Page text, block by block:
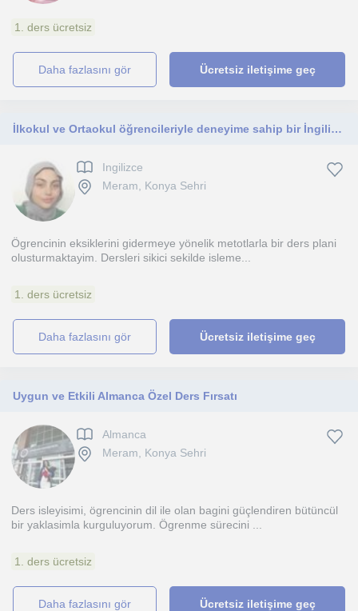
1. ders ücretsiz
daha fazlasını gör Ücretsiz iletişime geç
İlkokul ve Ortaokul öğrencileriyle deneyime sahip bir İngilizce Öğretmeniyim
Ingilizce
Meram, Konya Sehri
Ögrencinin eksiklerini gidermeye yönelik metotlarla bir ders plani
olusturmaktayim. Dersleri sikici sekilde isleme...
1. ders ücretsiz
daha fazlasını gör Ücretsiz iletişime geç
Uygun ve Etkili Almanca Özel Ders Fırsatı
Almanca
Meram, Konya Sehri
Ders isleyisimi, ögrencinin dil ile olan bagini güçlendiren bütüncül
bir yaklasimla kurguluyorum. Ögrenme sürecini ...
1. ders ücretsiz
daha fazlasını gör Ücretsiz iletişime geç